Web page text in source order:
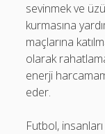
sevinmek ve
kurmasına
maçlarına
olarak
enerji
eder.
Futbol,